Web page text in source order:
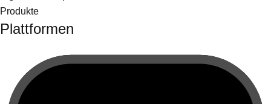
Produkte
Plattformen